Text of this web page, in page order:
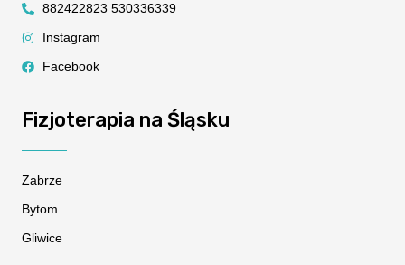
882422823 530336339
Instagram
Facebook
Fizjoterapia na Śląsku
Zabrze
Bytom
Gliwice